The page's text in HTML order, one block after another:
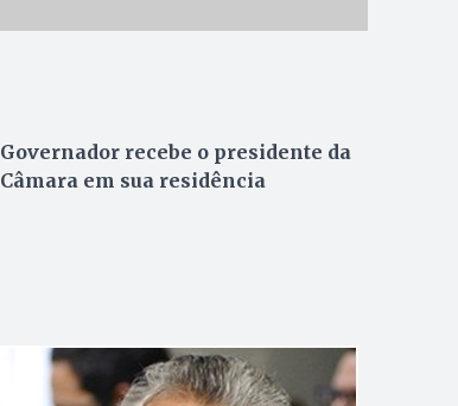
Governador recebe o presidente da
Câmara em sua residência